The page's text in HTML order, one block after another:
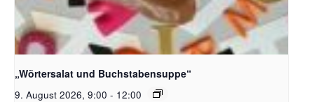
Bildquelle_ Pixabay Free_Christoph Meinersmann
„Wörtersalat und Buchstabensuppe“
9. August 2026, 9:00 - 12:00